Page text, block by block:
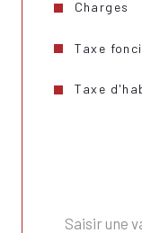
Format de
Balcon
Nombre de
Copropriété
Charges
Taxe
Taxe
Saisir une